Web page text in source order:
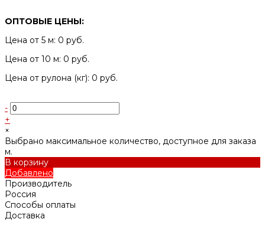
ОПТОВЫЕ ЦЕНЫ:
Цена от 5 м: 0 руб.
Цена от 10 м: 0 руб.
Цена от рулона (кг): 0 руб.
-
+
×
Выбрано максимальное количество, доступное для заказа
м.
В корзину
Добавлено
Производитель
Россия
Способы оплаты
Доставка